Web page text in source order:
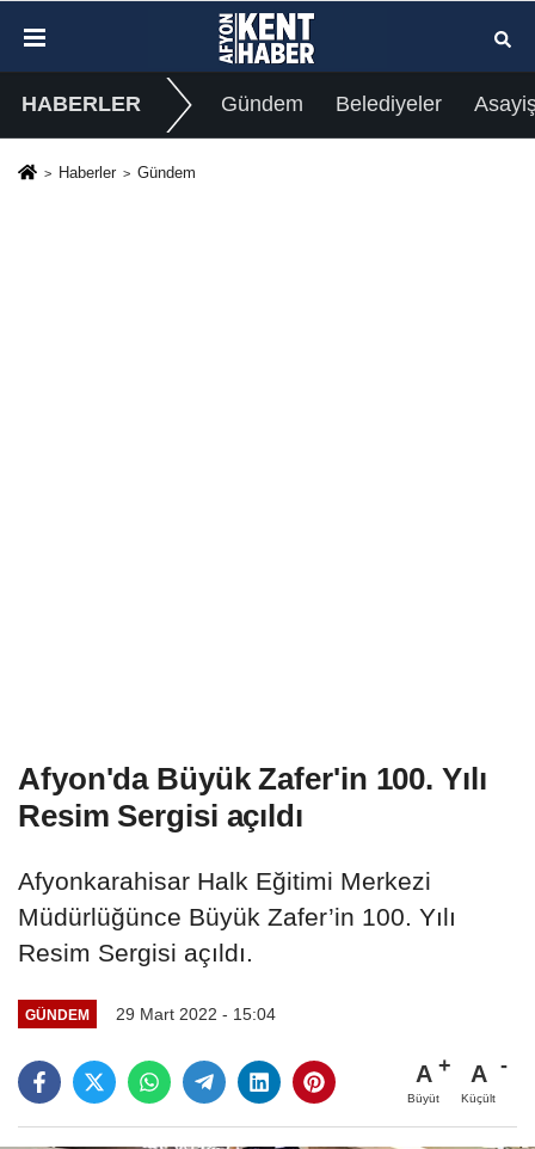
HABERLER Gündem Belediyeler
Haberler Gündem
Afyon'da Büyük Zafer'in 100. Yılı
Resim Sergisi açıldı
Afyonkarahisar Halk Eğitimi Merkezi
Müdürlüğünce Büyük Zafer’in 100. Yılı
Resim Sergisi açıldı.
GÜNDEM 29 Mart 2022 - 15:04
A
Büyüt
A
Küçült